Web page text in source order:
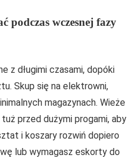
podczas wczesnej fazy
z długimi czasami, dopóki
Skup się na elektrowni,
magazynach. Wieże
przed dużymi progami, aby
i koszary rozwiń dopiero
lub wymagasz eskorty do